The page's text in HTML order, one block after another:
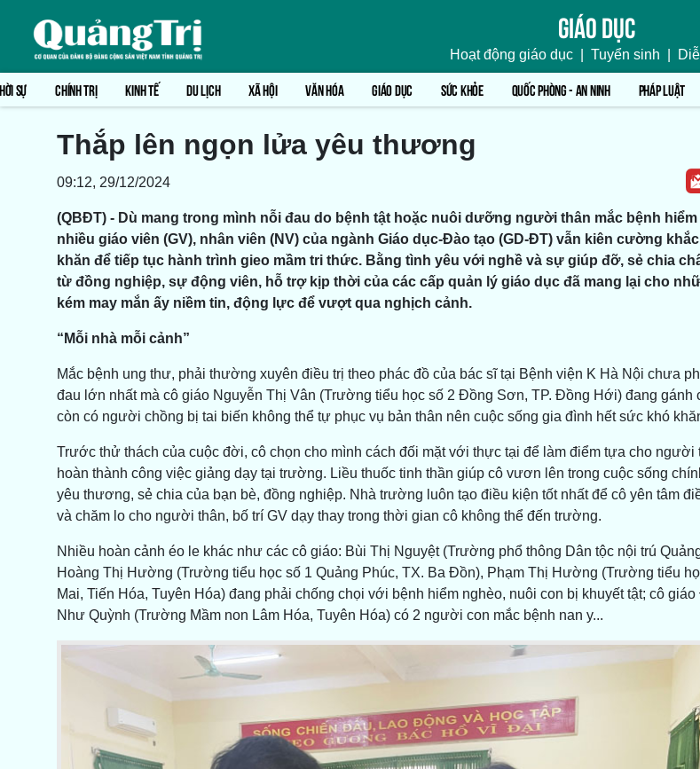
Giáo dục
Hoạt động giáo dục Tuyển sinh
SỰ CHÍNH TRỊ KINH TẾ DU LỊCH XÃ HỘI VĂN HÓA GIÁO DỤC SỨC KHỎE QUỐC PHÒNG - AN NINH PHÁP LUẬT
Thắp lên ngọn lửa yêu thương
09:12, 29/12/2024
(QBĐT) - Dù mang trong mình nỗi đau do bệnh tật hoặc nuôi dưỡng người thân mắc bệnh hiểm
nhiều giáo viên (GV), nhân viên (NV) của ngành Giáo dục-Đào tạo (GD-ĐT) vẫn kiên cường
khăn để tiếp tục hành trình gieo mầm tri thức. Bằng tình yêu với nghề và sự giúp đỡ, sẻ chia
từ đồng nghiệp, sự động viên, hỗ trợ kịp thời của các cấp quản lý giáo dục đã mang lại cho
kém may mắn ấy niềm tin, động lực để vượt qua nghịch cảnh.
“Mỗi nhà mỗi cảnh”
Mắc bệnh ung thư, phải thường xuyên điều trị theo phác đồ của bác sĩ tại Bệnh viện K Hà Nội chưa
đau lớn nhất mà cô giáo Nguyễn Thị Vân (Trường tiểu học số 2 Đồng Sơn, TP. Đồng Hới) đang gánh
còn có người chồng bị tai biến không thể tự phục vụ bản thân nên cuộc sống gia đình hết sức khó
Trước thử thách của cuộc đời, cô chọn cho mình cách đối mặt với thực tại để làm điểm tựa cho người
hoàn thành công việc giảng dạy tại trường. Liều thuốc tinh thần giúp cô vươn lên trong cuộc sống
yêu thương, sẻ chia của bạn bè, đồng nghiệp. Nhà trường luôn tạo điều kiện tốt nhất để cô yên tâm
và chăm lo cho người thân, bố trí GV dạy thay trong thời gian cô không thể đến trường.
Nhiều hoàn cảnh éo le khác như các cô giáo: Bùi Thị Nguyệt (Trường phổ thông Dân tộc nội trú
Hoàng Thị Hường (Trường tiểu học số 1 Quảng Phúc, TX. Ba Đồn), Phạm Thị Hường (Trường tiểu
Mai, Tiến Hóa, Tuyên Hóa) đang phải chống chọi với bệnh hiểm nghèo, nuôi con bị khuyết tật; cô
Như Quỳnh (Trường Mầm non Lâm Hóa, Tuyên Hóa) có 2 người con mắc bệnh nan y...